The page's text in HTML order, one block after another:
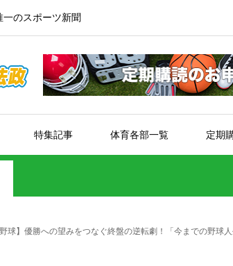
のスポーツ新聞
特集記事 体育各部一覧 定期
野球】優勝への望みをつなぐ終盤の逆転劇！「今までの野球